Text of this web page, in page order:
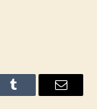
Tumblr Email